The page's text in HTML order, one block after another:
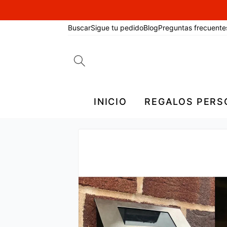
BuscarSigue tu pedidoBlogPreguntas
INICIO REGALOS